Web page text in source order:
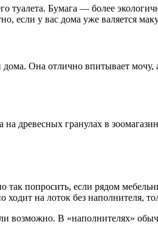
туалета. Бумага — более
если у вас дома уже валяется
Она отлично впитывает мочу,
древесных гранулах в
так попросить, если рядом
на лоток без наполнителя,
возможно. В «наполнителях»